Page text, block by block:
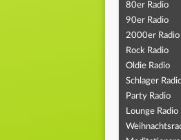
80er Radio
90er Radio
2000er Radio
Rock Radio
Oldie Radio
Schlager
Party Radio
Lounge Radio